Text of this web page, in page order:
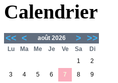
Calendrier
<< < août 2026 > >>
Lu Ma Me Je Ve Sa
Di
1
2
3
4 5 6 7 8
9